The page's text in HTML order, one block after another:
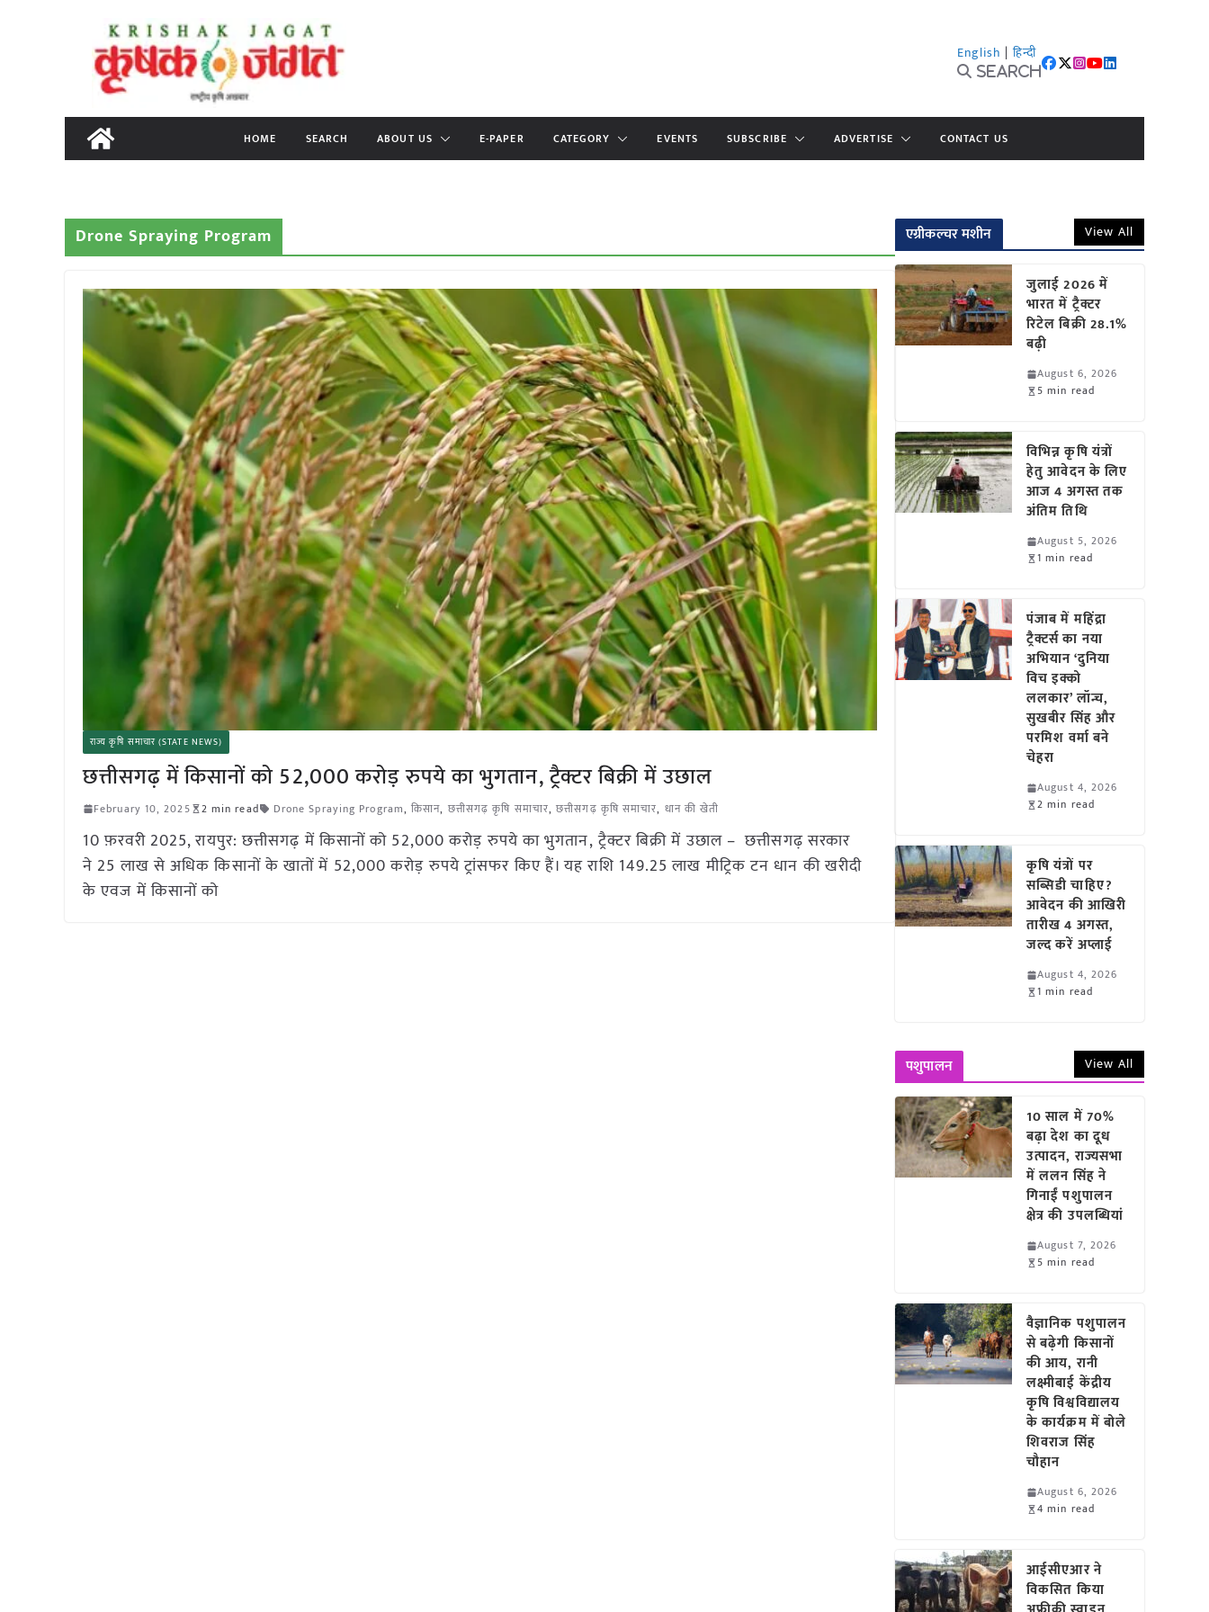
content
English | हिन्दी
Search
HOME SEARCH ABOUT US E-PAPER CATEGORY EVENTS SUBSCRIBE ADVERTISE CONTACT US
Drone Spraying Program
राज्य कृषि समाचार (STATE NEWS)
छत्तीसगढ़ में किसानों को 52,000 करोड़ रुपये का भुगतान, ट्रैक्टर बिक्री में उछाल
February 10, 2025 2 min read Drone Spraying Program,किसान, छत्तीसगढ़ कृषि समाचार,छत्तीसगढ़ कृषि समाचार, धान की खेती
10 फ़रवरी 2025, रायपुर: छत्तीसगढ़ में किसानों को 52,000 करोड़ रुपये का भुगतान, ट्रैक्टर बिक्री में उछाल – छत्तीसगढ़ सरकार
ने 25 लाख से अधिक किसानों के खातों में 52,000 करोड़ रुपये ट्रांसफर किए हैं। यह राशि 149.25 लाख मीट्रिक टन धान की खरीदी
के एवज में किसानों को
एग्रीकल्चर मशीन View All
जुलाई 2026 में
भारत में ट्रैक्टर
रिटेल बिक्री 28.1%
बढ़ी
August 6, 2026
5 min read
विभिन्न कृषि यंत्रों
हेतु आवेदन के लिए
आज 4 अगस्त तक
अंतिम तिथि
August 5, 2026
1 min read
पंजाब में महिंद्रा
ट्रैक्टर्स का नया
अभियान ‘दुनिया
विच इक्को
ललकार’ लॉन्च,
सुखबीर सिंह और
परमिश वर्मा बने
चेहरा
August 4, 2026
2 min read
कृषि यंत्रों पर
सब्सिडी चाहिए?
आवेदन की आखिरी
तारीख 4 अगस्त,
जल्द करें अप्लाई
August 4, 2026
1 min read
पशुपालन View All
10 साल में 70%
बढ़ा देश का दूध
उत्पादन, राज्यसभा
में ललन सिंह ने
गिनाईं पशुपालन
क्षेत्र की उपलब्धियां
August 7, 2026
5 min read
वैज्ञानिक पशुपालन
से बढ़ेगी किसानों
की आय, रानी
लक्ष्मीबाई केंद्रीय
कृषि विश्वविद्यालय
के कार्यक्रम में बोले
शिवराज सिंह
चौहान
August 6, 2026
4 min read
आईसीएआर ने
विकसित किया